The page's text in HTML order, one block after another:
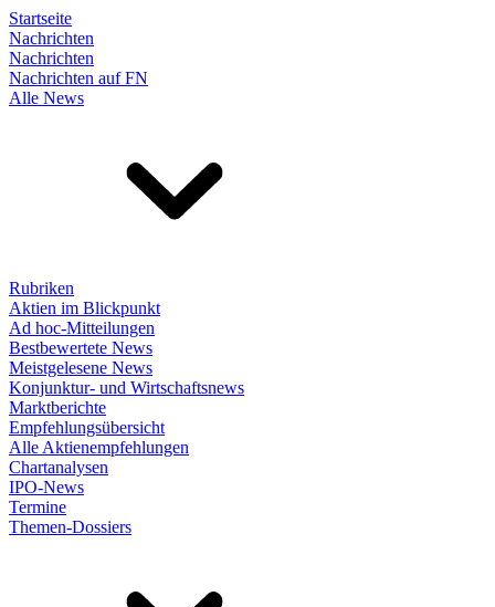
Startseite
Nachrichten
Nachrichten
Nachrichten auf FN
Alle News
Rubriken
Aktien im Blickpunkt
Ad hoc-Mitteilungen
Bestbewertete News
Meistgelesene News
Konjunktur- und Wirtschaftsnews
Marktberichte
Empfehlungsübersicht
Alle Aktienempfehlungen
Chartanalysen
IPO-News
Termine
Themen-Dossiers